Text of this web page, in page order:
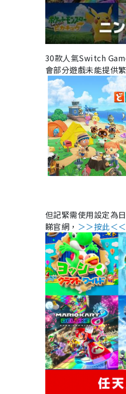
30款人氣Switch
會部分遊戲未能提供
但記緊需使用設定為
睇官網， ＞＞按此＜＜